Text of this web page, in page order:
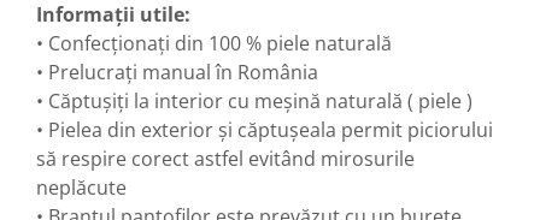
Informații utile:
• Confecționați din 100 % piele naturală
• Prelucrați manual în România
• Căptușiți la interior cu meșină naturală ( piele )
• Pielea din exterior și căptușeala permit piciorului
să respire corect astfel evitând mirosurile
neplăcute